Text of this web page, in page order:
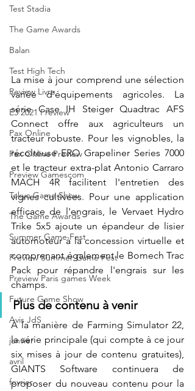
Test Stadia
The Game Awards
Balan
Test High Tech
Review Livre
E3 2021 Preview
Pax Online
Pax Online Preview
Preview Gamescom
Tokyo Game Show
The Game Awards
Summer Game Fest
Preview Summer Game Fest
Preview Paris games Week
Future Game Show
Avis JdS
janvier
avril
fevrier
La mise à jour comprend une sélection
variée d'équipements agricoles. La
série Case IH Steiger Quadtrac AFS
Connect offre aux agriculteurs un
tracteur robuste. Pour les vignobles, la
récolteuse ERO Grapeliner Series 7000
et le tracteur extra-plat Antonio Carraro
MACH 4R facilitent l'entretien des
vignes cultivées. Pour une application
efficace de l'engrais, le Vervaet Hydro
Trike 5x5 ajoute un épandeur de lisier
automoteur à la concession virtuelle et
comprenant également le Bomech Trac
Pack pour répandre l'engrais sur les
champs.
Plus de contenu à venir
À la manière de Farming Simulator 22,
la série principale (qui compte à ce jour
six mises à jour de contenu gratuites),
GIANTS Software continuera de
proposer du nouveau contenu pour la